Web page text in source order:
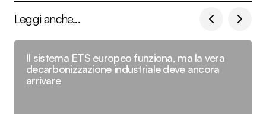
Leggi anche...
Il sistema ETS europeo funziona, ma la vera
decarbonizzazione industriale deve ancora
arrivare